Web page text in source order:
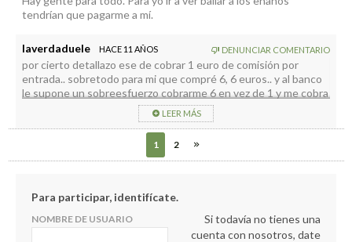
tendrían que pagarme a mí.
laverdaduele HACE 11 AÑOS DENUNCIAR COMENTARIO
por cierto detallazo ese de cobrar 1 euro de comisión por
entrada.. sobretodo para mi que compré 6, 6 euros.. y al banco
le supone un sobreesfuerzo cobrarme 6 en vez de 1 y me cobra
LEER MÁS
1 2
Para participar, identifícate.
NOMBRE DE USUARIO
Si todavía no tienes una
cuenta con nosotros, date